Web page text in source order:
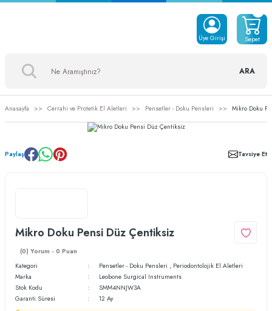
ARA
Üye Girişi Sepet
Anasayfa Cerrahi ve Protetik El Aletleri Pensetler - Doku Pensleri Mikro Doku
Paylaş Tavsiye Et
Mikro Doku Pensi Düz Çentiksiz
(0) Yorum - 0 Puan
Kategori
Pensetler - Doku Pensleri , Periodontolojik El Aletleri
Marka
Leobone Surgical Instruments
Stok Kodu
SMM4NNJW3A
Garanti Süresi
12 Ay